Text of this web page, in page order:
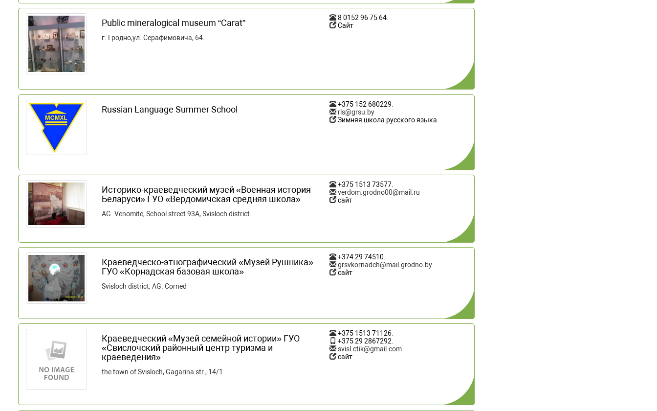
Public mineralogical museum “Carat”
г. Гродно,ул. Серафимовича, 64.
8 0152 96 75 64
Сайт
Russian Language Summer School +375 152 680229
rls@grsu.by
Зимняя школа русского языка
Историко-краеведческий музей «Военная история
Беларуси» ГУО «Вердомичская средняя школа»
AG. Venomite, School street 93A, Svisloch district
+375 1513 73577
verdom.grodno00@mail.ru
сайт
Краеведческо-этнографический «Музей Рушника»
ГУО «Корнадская базовая школа»
Svisloch district, AG. Corned
+374 29 74510
grsvkornadch@mail.grodno.by
сайт
Краеведческий «Музей семейной истории» ГУО
«Свислочский районный центр туризма и
краеведения»
the town of Svisloch, Gagarina str., 14/1
+375 1513 71126
+375 29 2867292
svisl.ctik@gmail.com
сайт